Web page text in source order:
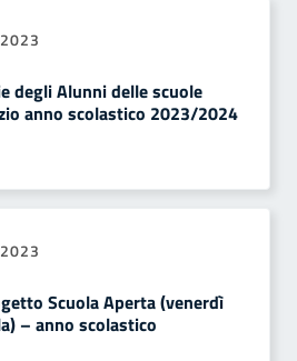
degli Alunni delle scuole
anno scolastico 2023/2024
Scuola Aperta (venerdì
– anno scolastico